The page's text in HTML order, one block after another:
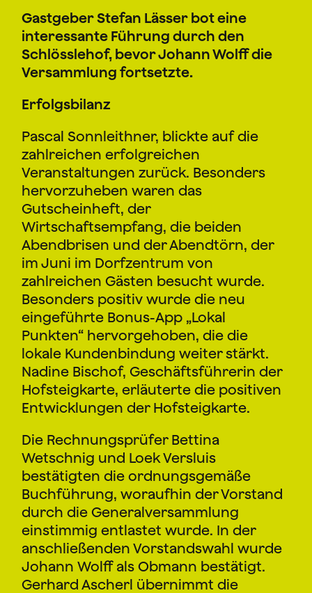
Gastgeber Stefan Lässer bot eine
interessante Führung durch den
Schlösslehof, bevor Johann Wolff die
Versammlung fortsetzte.
Erfolgsbilanz
Pascal Sonnleithner, blickte auf die
zahlreichen erfolgreichen
Veranstaltungen zurück. Besonders
hervorzuheben waren das
Gutscheinheft, der
Wirtschaftsempfang, die beiden
Abendbrisen und der Abendtörn, der
im Juni im Dorfzentrum von
zahlreichen Gästen besucht wurde.
Besonders positiv wurde die neu
eingeführte Bonus-App „Lokal
Punkten“ hervorgehoben, die die
lokale Kundenbindung weiter stärkt.
Nadine Bischof, Geschäftsführerin der
Hofsteigkarte, erläuterte die positiven
Entwicklungen der Hofsteigkarte.
Die Rechnungsprüfer Bettina
Wetschnig und Loek Versluis
bestätigten die ordnungsgemäße
Buchführung, woraufhin der Vorstand
durch die Generalversammlung
einstimmig entlastet wurde. In der
anschließenden Vorstandswahl wurde
Johann Wolff als Obmann bestätigt.
Gerhard Ascherl übernimmt die